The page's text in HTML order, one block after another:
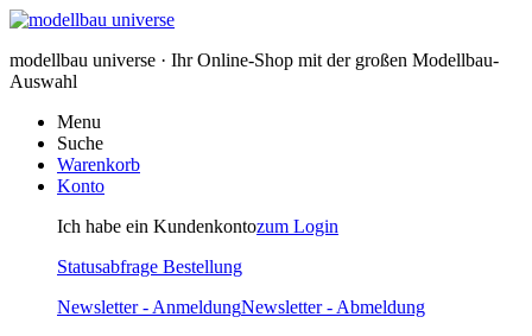
modellbau universe · Ihr Online-Shop mit der großen Modellbau-
Auswahl
Menu
Suche
Warenkorb
Konto
Ich habe ein Kundenkontozum Login
Statusabfrage Bestellung
Newsletter - AnmeldungNewsletter - Abmeldung